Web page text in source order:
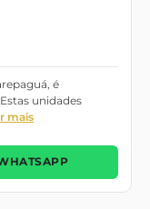
é
unidades
mais